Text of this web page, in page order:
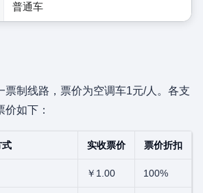
普通车
票制线路，票价为空调车1元/人。各支
如下：
式 实收票价 票价折扣
￥1.00 100%